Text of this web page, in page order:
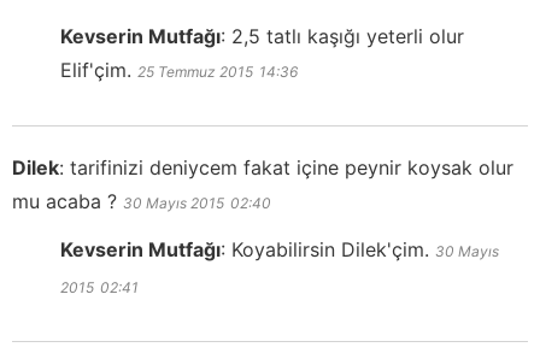
Kevserin Mutfağı: 2,5 tatlı kaşığı yeterli olur
Elif'çim. 25 Temmuz 2015 14:36
Dilek: tarifinizi deniycem fakat içine peynir koysak olur
mu acaba ? 30 Mayıs 2015 02:40
Kevserin Mutfağı: Koyabilirsin Dilek'çim. 30 Mayıs
2015 02:41